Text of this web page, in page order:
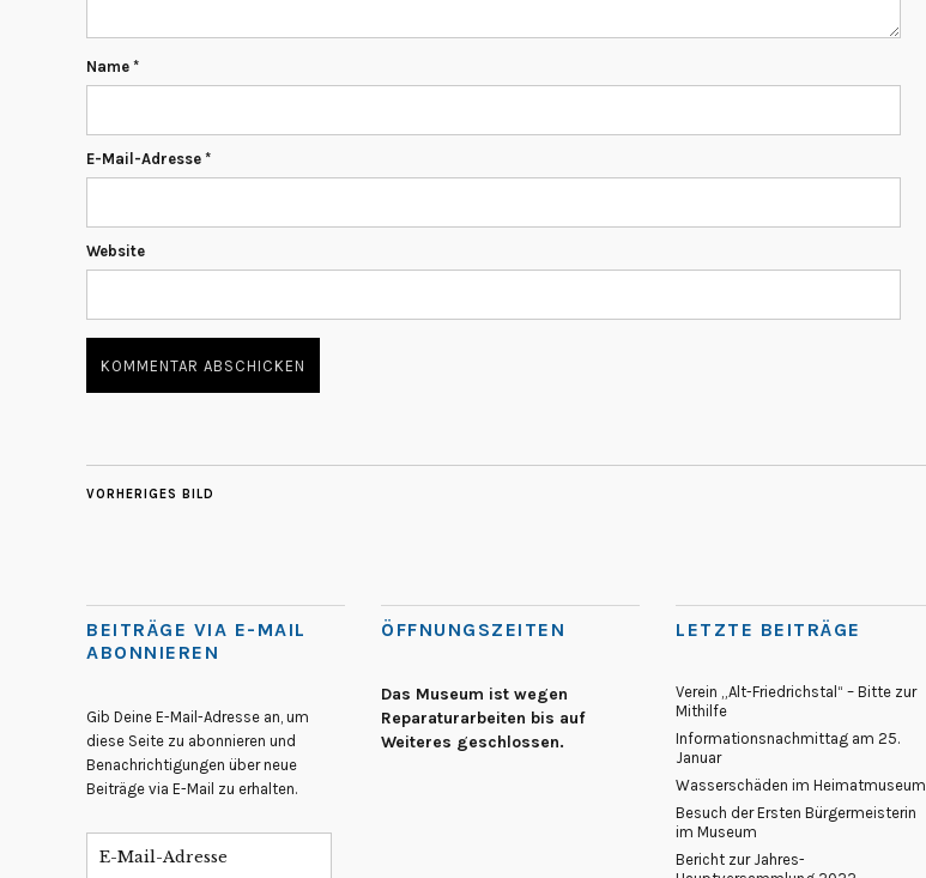
Name *
E-Mail-Adresse *
Website
VORHERIGES BILD
BEITRÄGE VIA E-MAIL
ABONNIEREN
Gib Deine E-Mail-Adresse an, um
diese Seite zu abonnieren und
Benachrichtigungen über neue
Beiträge via E-Mail zu erhalten.
ÖFFNUNGSZEITEN
Das Museum ist wegen
Reparaturarbeiten bis auf
Weiteres geschlossen.
LETZTE BEITRÄGE
Verein „Alt-Friedrichstal“ – Bitte zur
Mithilfe
Informationsnachmittag am 25.
Januar
Wasserschäden im Heimatmuseum
Besuch der Ersten Bürgermeisterin
im Museum
Bericht zur Jahres-